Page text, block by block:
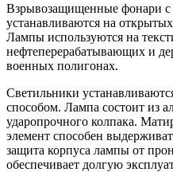
Взрывозащищенные фонари
устанавливаются на
Лампы используются на
нефтеперерабатывающих и
военных полигонах.
Светильники
способом. Лампа состоит из
ударопрочного колпака.
элемент способен
защита корпуса лампы от
обеспечивает долгую